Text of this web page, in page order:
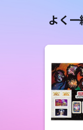
よく